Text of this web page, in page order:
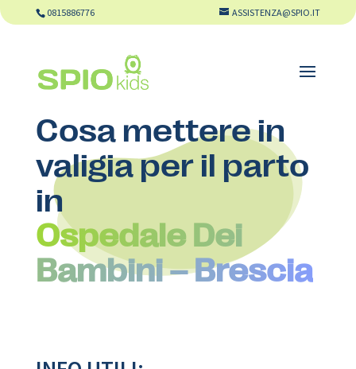
0815886776 ASSISTENZA@SPIO.IT
Cosa mettere in
valigia per il parto
in
Ospedale Dei
Bambini – Brescia